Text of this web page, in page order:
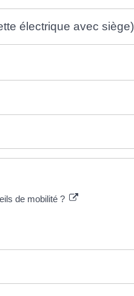
électrique avec siège)
de mobilité ?